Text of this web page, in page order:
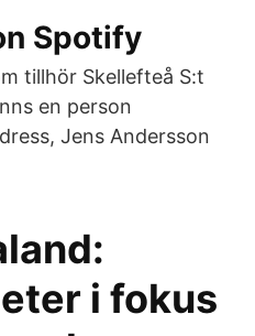
Spotify
tillhör Skellefteå S:t
en person
Jens Andersson
i fokus